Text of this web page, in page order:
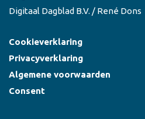
Digitaal Dagblad B.V. / René Dons
Cookieverklaring
Privacyverklaring
Algemene voorwaarden
Consent